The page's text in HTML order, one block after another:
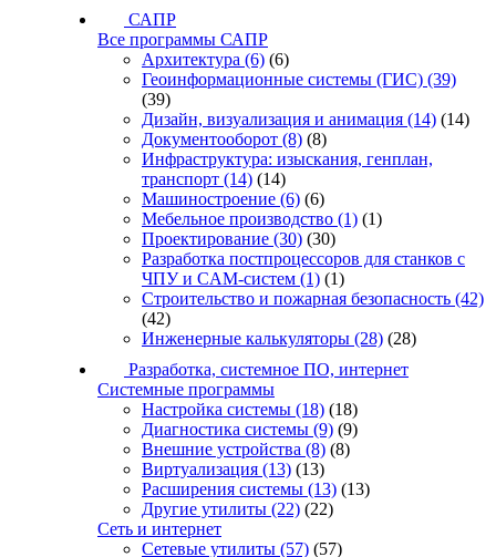
САПР
Все программы САПР
Архитектура (6) (6)
Геоинформационные системы (ГИС) (39)
(39)
Дизайн, визуализация и анимация (14) (14)
Документооборот (8) (8)
Инфраструктура: изыскания, генплан,
транспорт (14) (14)
Машиностроение (6) (6)
Мебельное производство (1) (1)
Проектирование (30) (30)
Разработка постпроцессоров для станков с
ЧПУ и CAM-систем (1) (1)
Строительство и пожарная безопасность (42)
(42)
Инженерные калькуляторы (28) (28)
Разработка, системное ПО, интернет
Системные программы
Настройка системы (18) (18)
Диагностика системы (9) (9)
Внешние устройства (8) (8)
Виртуализация (13) (13)
Расширения системы (13) (13)
Другие утилиты (22) (22)
Сеть и интернет
Сетевые утилиты (57) (57)